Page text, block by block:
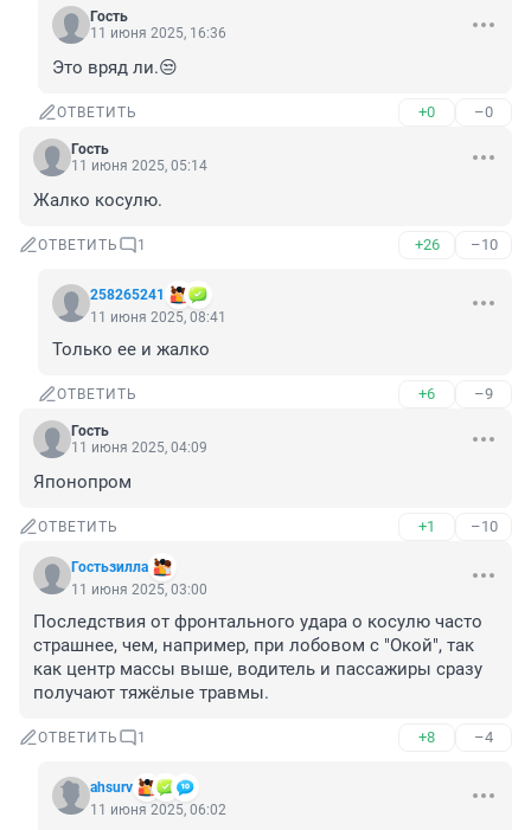
Гость
11 июня 2025, 16:36
Это вряд ли.😒
ОТВЕТИТЬ +0 –0
Гость
11 июня 2025, 05:14
Жалко косулю.
ОТВЕТИТЬ 1 +26 –10
258265241
11 июня 2025, 08:41
Только ее и жалко
ОТВЕТИТЬ +6 –9
Гость
11 июня 2025, 04:09
Японопром
ОТВЕТИТЬ +1 –10
Гостьзилла
11 июня 2025, 03:00
Последствия от фронтального удара о косулю часто
страшнее, чем, например, при лобовом с "Окой", так
как центр массы выше, водитель и пассажиры сразу
получают тяжёлые травмы.
ОТВЕТИТЬ 1 +8 –4
ahsurv
11 июня 2025, 06:02